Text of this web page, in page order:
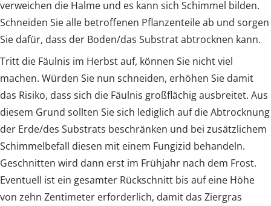
verweichen die Halme und es kann sich Schimmel bilden.
Schneiden Sie alle betroffenen Pflanzenteile ab und sorgen
Sie dafür, dass der Boden/das Substrat abtrocknen kann.
Tritt die Fäulnis im Herbst auf, können Sie nicht viel
machen. Würden Sie nun schneiden, erhöhen Sie damit
das Risiko, dass sich die Fäulnis großflächig ausbreitet. Aus
diesem Grund sollten Sie sich lediglich auf die Abtrocknung
der Erde/des Substrats beschränken und bei zusätzlichem
Schimmelbefall diesen mit einem Fungizid behandeln.
Geschnitten wird dann erst im Frühjahr nach dem Frost.
Eventuell ist ein gesamter Rückschnitt bis auf eine Höhe
von zehn Zentimeter erforderlich, damit das Ziergras